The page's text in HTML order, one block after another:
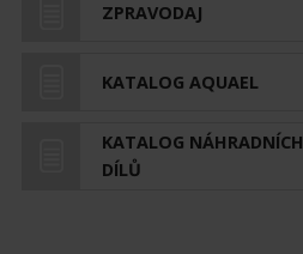
ZPRAVODAJ
KATALOG AQUAEL
KATALOG NÁHRADNÍCH
DÍLŮ